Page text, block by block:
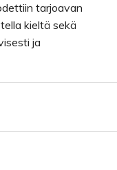
tarjoavan
kieltä sekä
ja